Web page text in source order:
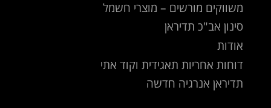
משווקים מורשים – מוצרי חשמל
סינון אב"כ תדיראן
אודות
דוחות אחריות תאגידית וקוד אתי
תדיראן אנרגיה חדשה